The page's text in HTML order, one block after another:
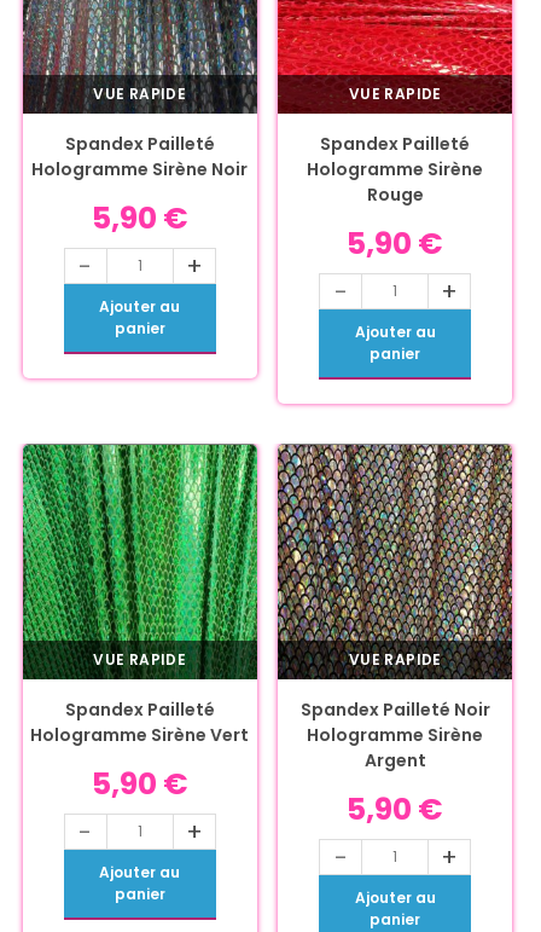
VUE RAPIDE
Spandex Pailleté
Hologramme Sirène Noir
5,90 €
- +
Ajouter au
panier
VUE RAPIDE
Spandex Pailleté
Hologramme Sirène
Rouge
5,90 €
- +
Ajouter au
panier
VUE RAPIDE
Spandex Pailleté
Hologramme Sirène Vert
5,90 €
- +
Ajouter au
panier
VUE RAPIDE
Spandex Pailleté Noir
Hologramme Sirène
Argent
5,90 €
- +
Ajouter au
panier